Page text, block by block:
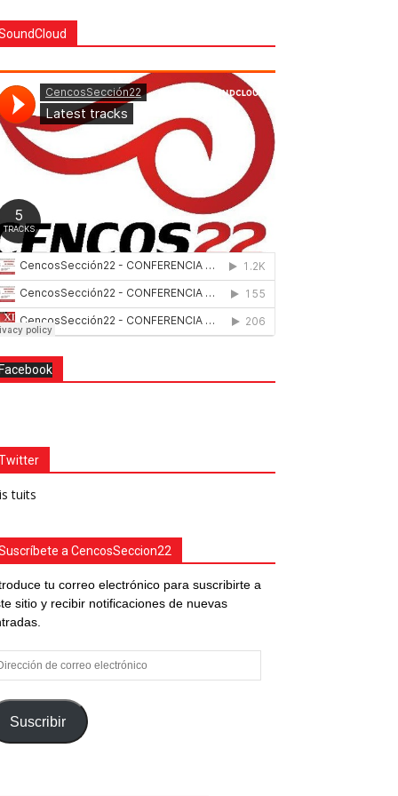
Facebook
tuits
a CencosSeccion22
tu correo electrónico para suscribirte a
sitio y recibir notificaciones de nuevas
Suscribir